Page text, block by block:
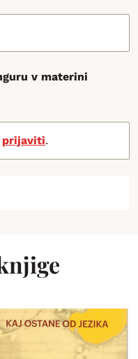
v materini
prijaviti.